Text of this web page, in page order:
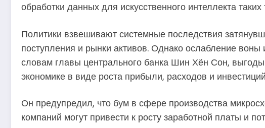
обработки данных для искусственного интеллекта
Политики взвешивают системные последствия
поступления и рынки активов. Однако ослабление
словам главы центрального банка Шин Хён Сон,
экономике в виде роста прибыли, расходов и
Он предупредил, что бум в сфере производства
компаний могут привести к росту заработной платы и